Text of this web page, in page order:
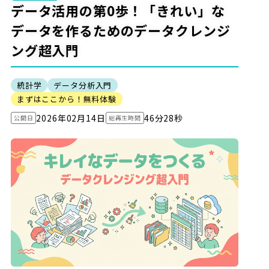
データ活用の第0歩！「きれい」な
データを作るためのデータクレンジ
ング超入門
統計学
データ分析入門
まずはここから！無料体験
公開日 2026年02月14日 総再生時間 46分28秒